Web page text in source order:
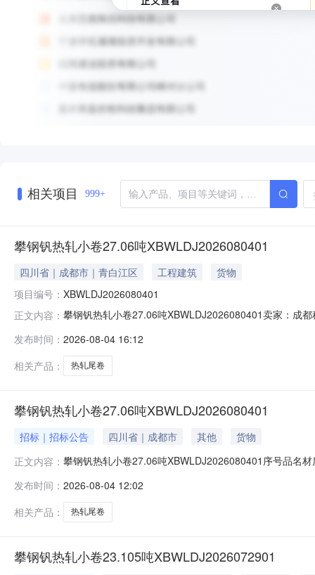
相关项目 999+
攀钢钒热轧小卷27.06吨XBWLDJ2026080401
四川省｜成都市｜青白江区 工程建筑
货物
项目编号： XBWLDJ2026080401
正文内容： 攀钢钒热轧小卷27.06吨XBWLDJ2026080401卖家：成
钢钒1/1.545破边(因非计划产品的特殊性，可能存在与描
发布时间： 2026-08-04 16:12
相关产品：
热轧尾卷
攀钢钒热轧小卷27.06吨XBWLDJ2026080401
招标｜招标公告 四川省｜成都市 其他
货物
正文内容： 攀钢钒热轧小卷27.06吨XBWLDJ2026080401序号品名
轧尾卷（小卷）SPHC(X)1.4*1038*C攀钢钒1/1.77破边(
发布时间： 2026-08-04 12:02
相关产品：
热轧尾卷
攀钢钒热轧小卷23.105吨XBWLDJ2026072901